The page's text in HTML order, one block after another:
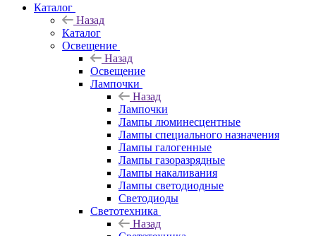
Каталог
Назад
Каталог
Освещение
Назад
Освещение
Лампочки
Назад
Лампочки
Лампы люминесцентные
Лампы специального назначения
Лампы галогенные
Лампы газоразрядные
Лампы накаливания
Лампы светодиодные
Светодиоды
Светотехника
Назад